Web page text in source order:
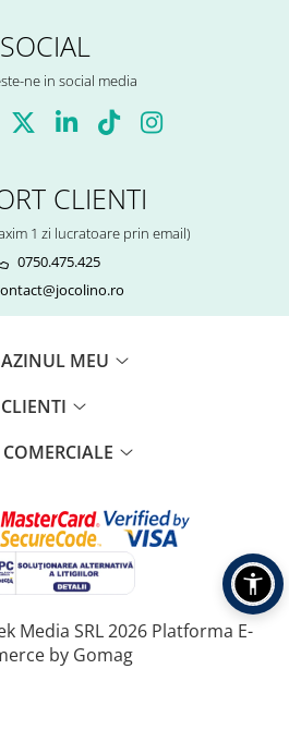
SOCIAL
ne in social media
CLIENTI
1 zi lucratoare prin email)
0750.475.425
MEU
CLIENTI
Media SRL 2026 Platforma E-
by Gomag